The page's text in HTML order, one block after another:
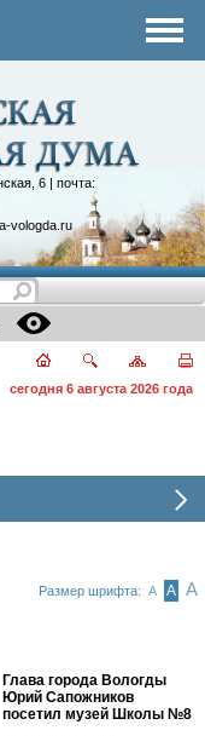
6 | почта:
vologda.ru
сегодня 6 августа 2026 года
Размер шрифта: А А А
Глава города Вологды
Юрий Сапожников
посетил музей Школы №8